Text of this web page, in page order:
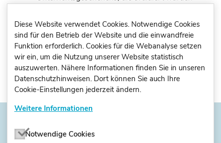
Beispielergebnisbericht einer Seminarbefragung
(PDF)
Diese Website verwendet Cookies. Notwendige Cookies
sind für den Betrieb der Website und die einwandfreie
Funktion erforderlich. Cookies für die Webanalyse setzen
wir ein, um die Nutzung unserer Website statistisch
auszuwerten. Nähere Informationen finden Sie in unseren
Datenschutzhinweisen. Dort können Sie auch Ihre
Cookie-Einstellungen jederzeit ändern.
Weitere Informationen
Notwendige Cookies